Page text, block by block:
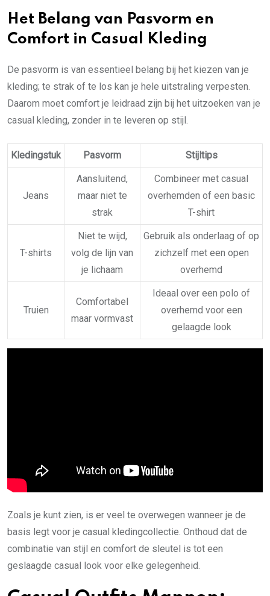
Het Belang van Pasvorm en
Comfort in Casual Kleding
De pasvorm is van essentieel belang bij het kiezen van je
kleding; te strak of te los kan je hele uitstraling verpesten.
Daarom moet comfort je leidraad zijn bij het uitzoeken van je
casual kleding, zonder in te leveren op stijl.
Kledingstuk Pasvorm Stijltips
Jeans
Aansluitend,
maar niet te
strak
Combineer met casual
overhemden of een basic
T-shirt
T-shirts
Niet te wijd,
volg de lijn van
je lichaam
Gebruik als onderlaag of op
zichzelf met een open
overhemd
Truien
Comfortabel
maar vormvast
Ideaal over een polo of
overhemd voor een
gelaagde look
Zoals je kunt zien, is er veel te overwegen wanneer je de
basis legt voor je casual kledingcollectie. Onthoud dat de
combinatie van stijl en comfort de sleutel is tot een
geslaagde casual look voor elke gelegenheid.